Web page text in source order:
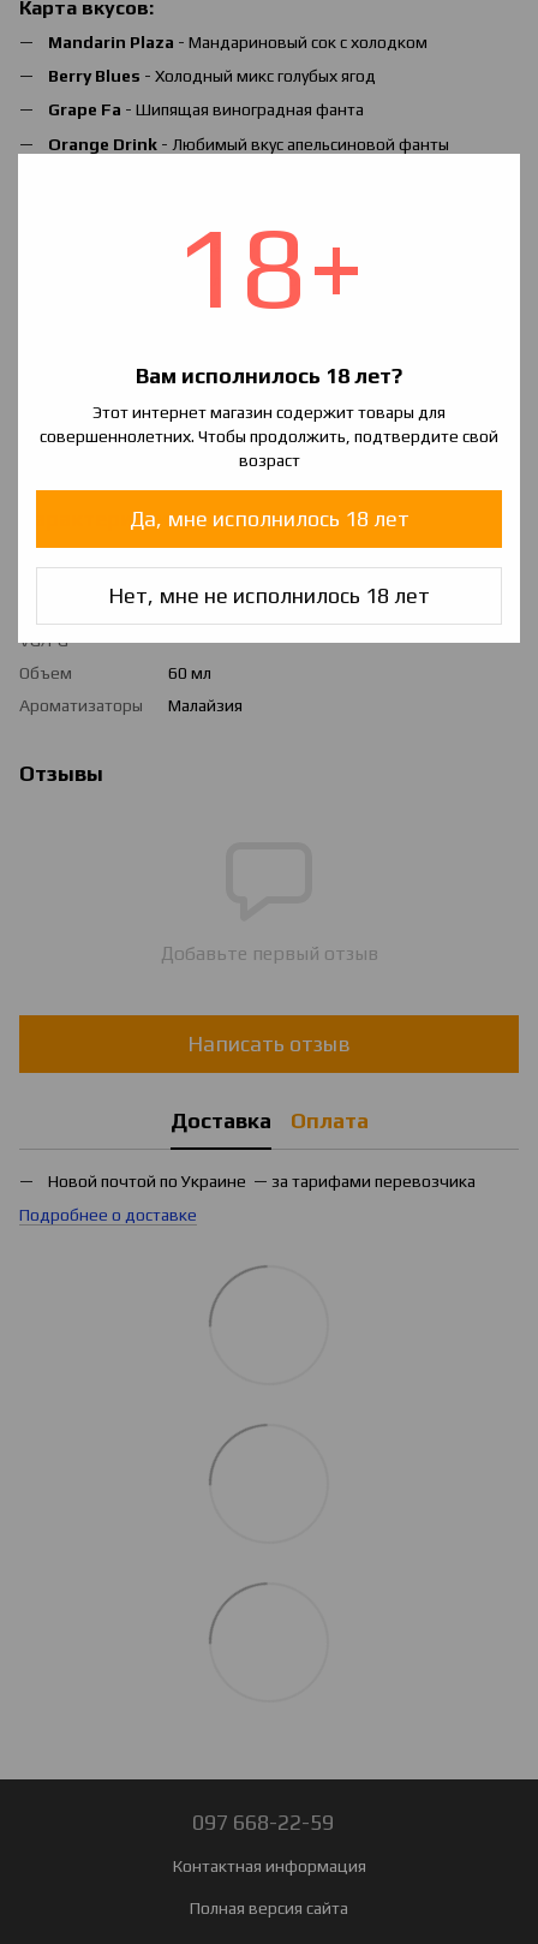
18+
Вам исполнилось 18 лет?
Этот интернет магазин содержит товары для
совершеннолетних. Чтобы продолжить, подтвердите свой
возраст
Да, мне исполнилось 18 лет
Нет, мне не исполнилось 18 лет
Карта вкусов:
Mandarin Plaza - Мандариновый сок с холодком
Berry Blues - Холодный микс голубых ягод
Grape Fa - Шипящая виноградная фанта
Orange Drink - Любимый вкус апельсиновой фанты
- Освежающие чёрные лесные ягоды
- Коктейль из кислого киви и сладкого манго с
Lychee melon- Сочетание сладкой, нежной дыни
Fruit juice- Холодный лимонад и сок из сладких и кислых
Характеристики
Страна
производитель
Соотношение
VG/PG
70/30
Объем
60 мл
Ароматизаторы
Малайзия
Отзывы
Добавьте первый отзыв
Написать отзыв
Доставка Оплата
Новой почтой по Украине — за тарифами перевозчика
Подробнее о доставке
097 668-22-59
Контактная информация
Полная версия сайта